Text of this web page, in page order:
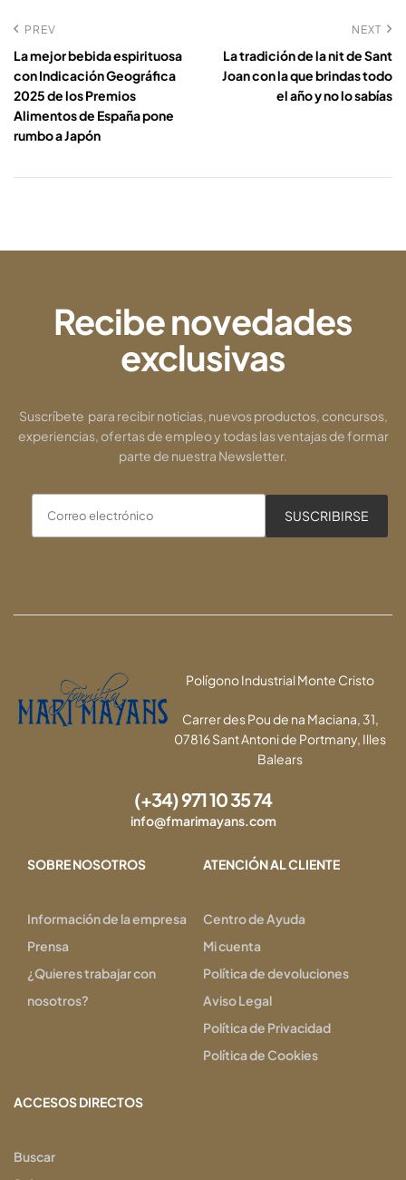
PREV
La mejor bebida espirituosa
con Indicación Geográfica
2025 de los Premios
Alimentos de España pone
rumbo a Japón
NEXT
La tradición de la nit de Sant
Joan con la que brindas todo
el año y no lo sabías
Recibe novedades
exclusivas
Suscríbete para recibir noticias, nuevos productos, concursos,
experiencias, ofertas de empleo y todas las ventajas de formar
parte de nuestra Newsletter.
Polígono Industrial Monte Cristo
Carrer des Pou de na Maciana, 31,
07816 Sant Antoni de Portmany, Illes
Balears
(+34) 971 10 35 74
info@fmarimayans.com
SOBRE NOSOTROS
Información de la empresa
Prensa
¿Quieres trabajar con
nosotros?
ATENCIÓN AL CLIENTE
Centro de Ayuda
Mi cuenta
Política de devoluciones
Aviso Legal
Política de Privacidad
Política de Cookies
ACCESOS DIRECTOS
Buscar